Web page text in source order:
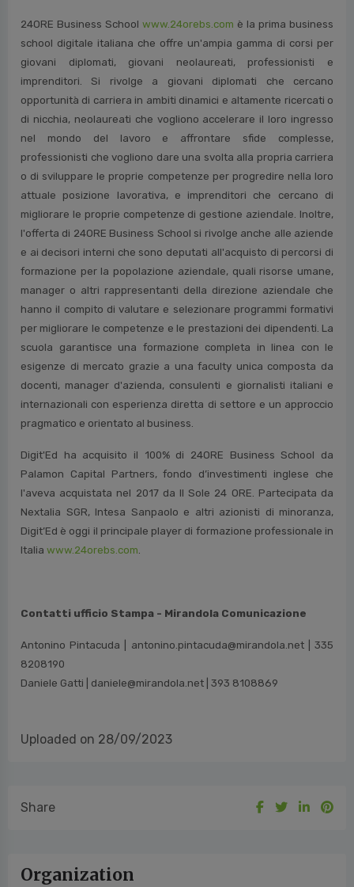
24ORE Business School www.24orebs.com è la prima business
school digitale italiana che offre un'ampia gamma di corsi per
giovani diplomati, giovani neolaureati, professionisti e
imprenditori. Si rivolge a giovani diplomati che cercano
opportunità di carriera in ambiti dinamici e altamente ricercati o
di nicchia, neolaureati che vogliono accelerare il loro ingresso
nel mondo del lavoro e affrontare sfide complesse,
professionisti che vogliono dare una svolta alla propria carriera
o di sviluppare le proprie competenze per progredire nella loro
attuale posizione lavorativa, e imprenditori che cercano di
migliorare le proprie competenze di gestione aziendale. Inoltre,
l'offerta di 24ORE Business School si rivolge anche alle aziende
e ai decisori interni che sono deputati all'acquisto di percorsi di
formazione per la popolazione aziendale, quali risorse umane,
manager o altri rappresentanti della direzione aziendale che
hanno il compito di valutare e selezionare programmi formativi
per migliorare le competenze e le prestazioni dei dipendenti. La
scuola garantisce una formazione completa in linea con le
esigenze di mercato grazie a una faculty unica composta da
docenti, manager d'azienda, consulenti e giornalisti italiani e
internazionali con esperienza diretta di settore e un approccio
pragmatico e orientato al business.
Digit'Ed ha acquisito il 100% di 24ORE Business School da
Palamon Capital Partners, fondo d’investimenti inglese che
l'aveva acquistata nel 2017 da Il Sole 24 ORE. Partecipata da
Nextalia SGR, Intesa Sanpaolo e altri azionisti di minoranza,
Digit’Ed è oggi il principale player di formazione professionale in
Italia www.24orebs.com.
Contatti ufficio Stampa - Mirandola Comunicazione
Antonino Pintacuda | antonino.pintacuda@mirandola.net |335
8208190
Daniele Gatti | daniele@mirandola.net | 393 8108869
Uploaded on 28/09/2023
Share
Organization